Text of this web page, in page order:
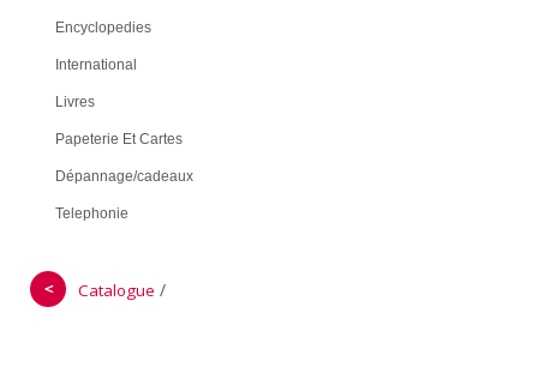
Encyclopedies
International
Livres
Papeterie Et Cartes
Dépannage/cadeaux
Telephonie
＜ Catalogue /